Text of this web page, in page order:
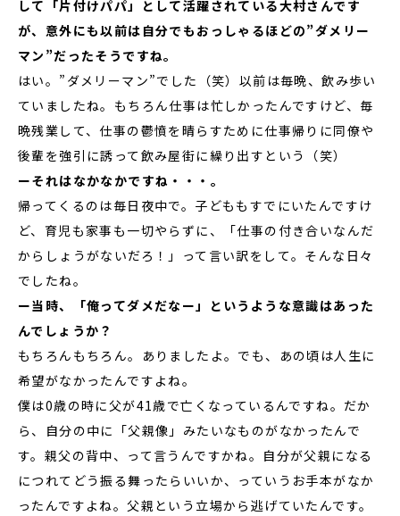
して「片付けパパ」として活躍されている大村さんです
が、意外にも以前は自分でもおっしゃるほどの”ダメリー
マン”だったそうですね。
はい。”ダメリーマン”でした（笑）以前は毎晩、飲み歩い
ていましたね。もちろん仕事は忙しかったんですけど、毎
晩残業して、仕事の鬱憤を晴らすために仕事帰りに同僚や
後輩を強引に誘って飲み屋街に繰り出すという（笑）
ーそれはなかなかですね・・・。
帰ってくるのは毎日夜中で。子どももすでにいたんですけ
ど、育児も家事も一切やらずに、「仕事の付き合いなんだ
からしょうがないだろ！」って言い訳をして。そんな日々
でしたね。
ー当時、「俺ってダメだなー」というような意識はあった
んでしょうか？
もちろんもちろん。ありましたよ。でも、あの頃は人生に
希望がなかったんですよね。
僕は0歳の時に父が41歳で亡くなっているんですね。だか
ら、自分の中に「父親像」みたいなものがなかったんで
す。親父の背中、って言うんですかね。自分が父親になる
につれてどう振る舞ったらいいか、っていうお手本がなか
ったんですよね。父親という立場から逃げていたんです。